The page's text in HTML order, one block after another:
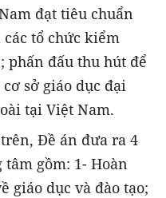
đạt tiêu chuẩn
tổ chức kiểm
phấn đấu thu hút để
sở giáo dục đại
tại Việt Nam.
Đề án đưa ra 4
gồm: 1- Hoàn
giáo dục và đào tạo;